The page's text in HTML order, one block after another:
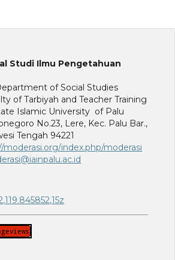
Studi Ilmu Pengetahuan
of Social Studies
of Tarbiyah and Teacher Training
Islamic University of Palu
No.23, Lere, Kec. Palu Bar.,
Tengah 94221
moderasi.org/index.php/moderasi